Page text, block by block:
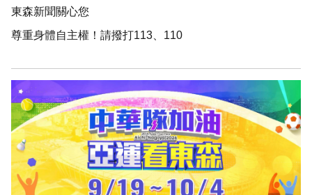
東森新聞關心您
尊重身體自主權！請撥打113、110